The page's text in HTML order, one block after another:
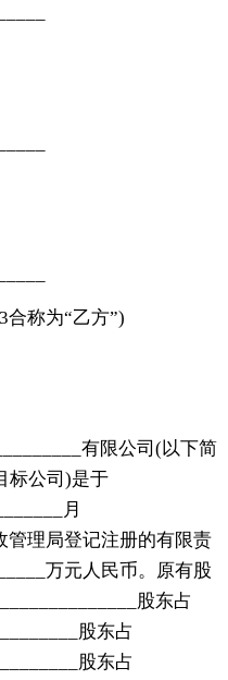
合称为“乙方”)
有限公司(以下简
标公司)是于
月
管理局登记注册的有限责
万元人民币。原有股
股东占
股东占
股东占